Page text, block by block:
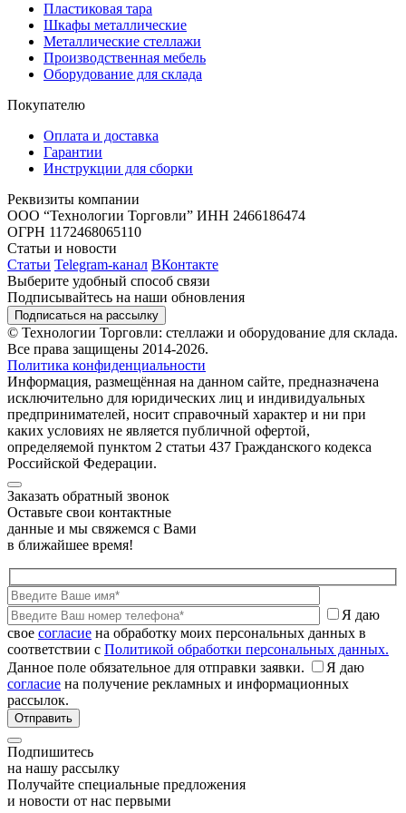
Пластиковая тара
Шкафы металлические
Металлические стеллажи
Производственная мебель
Оборудование для склада
Покупателю
Оплата и доставка
Гарантии
Инструкции для сборки
Реквизиты компании
ООО “Технологии Торговли” ИНН 2466186474
ОГРН 1172468065110
Статьи и новости
Статьи Telegram-канал ВКонтакте
Выберите удобный способ связи
Подписывайтесь на наши обновления
Подписаться на рассылку
© Технологии Торговли: стеллажи и оборудование для склада.
Все права защищены 2014-2026.
Политика конфиденциальности
Информация, размещённая на данном сайте, предназначена
исключительно для юридических лиц и индивидуальных
предпринимателей, носит справочный характер и ни при
каких условиях не является публичной офертой,
определяемой пунктом 2 статьи 437 Гражданского кодекса
Российской Федерации.
Заказать обратный звонок
Оставьте свои контактные
данные и мы свяжемся с Вами
в ближайшее время!
Я даю
свое согласие на обработку моих персональных данных в
соответствии с Политикой обработки персональных данных.
Данное поле обязательное для отправки заявки.
Я даю
согласие на получение рекламных и информационных
рассылок.
Подпишитесь
на нашу рассылку
Получайте специальные предложения
и новости от нас первыми